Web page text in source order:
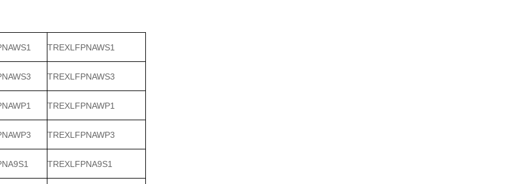
TREXLFPNAWS1
TREXLFPNAWS3
TREXLFPNAWP1
TREXLFPNAWP3
TREXLFPNA9S1